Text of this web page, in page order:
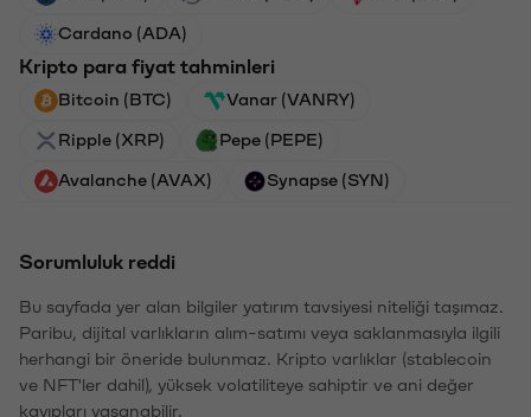
Cardano (ADA)
Kripto para fiyat tahminleri
Bitcoin (BTC) Vanar (VANRY)
Ripple (XRP) Pepe (PEPE)
Avalanche (AVAX) Synapse (SYN)
Sorumluluk reddi
Bu sayfada yer alan bilgiler yatırım tavsiyesi niteliği taşımaz.
Paribu, dijital varlıkların alım-satımı veya saklanmasıyla ilgili
herhangi bir öneride bulunmaz. Kripto varlıklar (stablecoin
ve NFT'ler dahil), yüksek volatiliteye sahiptir ve ani değer
kayıpları yaşanabilir.